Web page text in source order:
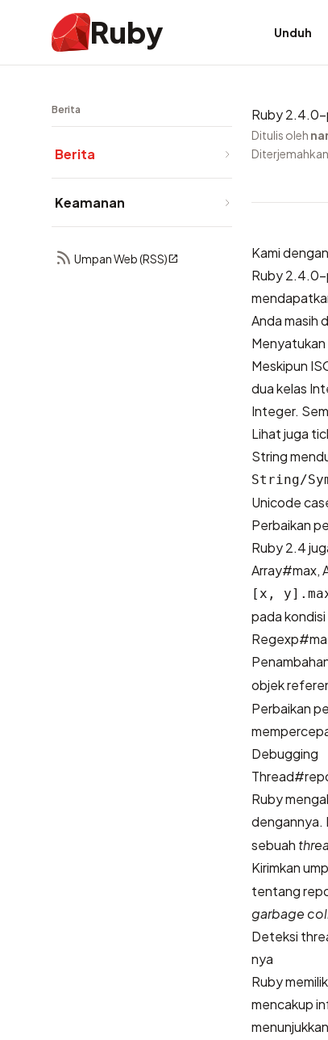
Ruby Unduh
Berita
Berita
Keamanan
Umpan Web (RSS)
Ruby 2.4.0-
Ditulis oleh
Kami
Ruby 2.4.0-
Anda masih
Menyatukan
Meskipun
dua kelas
Integer.
Lihat juga
String
String/
Unicode
Perbaikan
Ruby 2.4
Array#max,
[x,
pada
objek
Perbaikan
Debugging
Ruby
dengannya.
sebuah
Kirimkan
tentang
garbage
Deteksi
nya
Ruby
mencakup
menunjukkan